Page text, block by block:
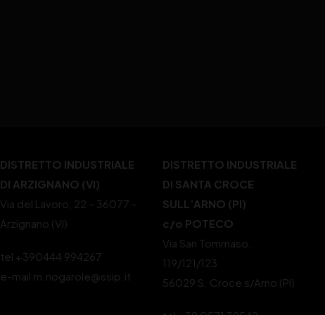
DISTRETTO INDUSTRIALE
DI ARZIGNANO (VI)
Via del Lavoro, 22 – 36077 –
Arzignano (VI)
tel +390444 994267
e-mail m.nogarole@ssip.it
DISTRETTO INDUSTRIALE
DI SANTA CROCE
SULL’ARNO (PI)
c/o POTECO
Via San Tommaso,
119/121/123
56029 S. Croce s/Arno (PI)